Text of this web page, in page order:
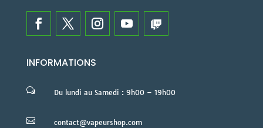
INFORMATIONS
w Du lundi au Samedi : 9h00 – 19h00
 contact@vapeurshop.com